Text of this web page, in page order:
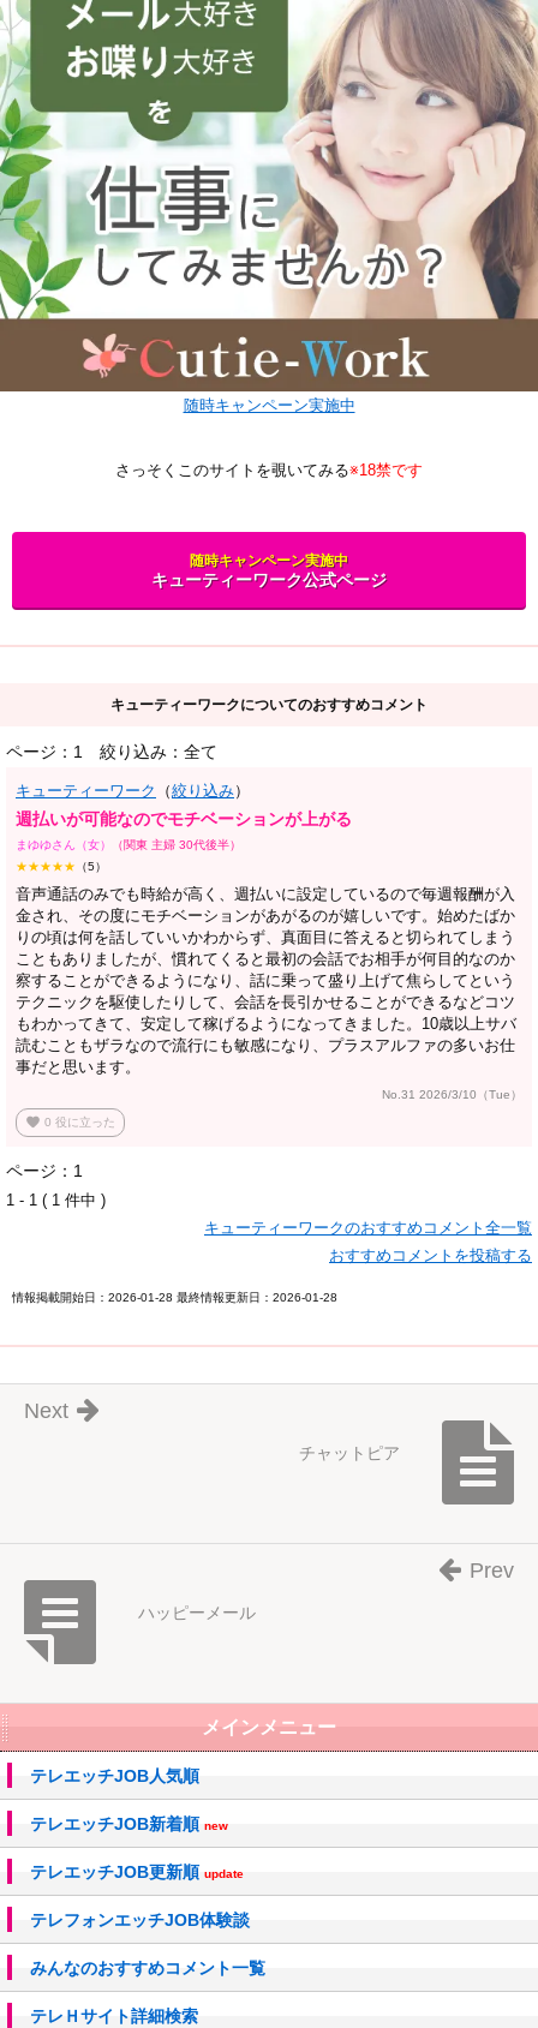
随時キャンペーン実施中
さっそくこのサイトを覗いてみる※18禁です
随時キャンペーン実施中
キューティーワーク公式ページ
キューティーワークについてのおすすめコメント
ページ：1 絞り込み：全て
キューティーワーク （絞り込み）
週払いが可能なのでモチベーションが上がる
まゆゆさん（女）
（関東 主婦 30代後半）
★★★★★ （5）
音声通話のみでも時給が高く、週払いに設定しているので毎週報酬が入
金され、その度にモチベーションがあがるのが嬉しいです。始めたばか
りの頃は何を話していいかわからず、真面目に答えると切られてしまう
こともありましたが、慣れてくると最初の会話でお相手が何目的なのか
察することができるようになり、話に乗って盛り上げて焦らしてという
テクニックを駆使したりして、会話を長引かせることができるなどコツ
もわかってきて、安定して稼げるようになってきました。10歳以上サバ
読むこともザラなので流行にも敏感になり、プラスアルファの多いお仕
事だと思います。
No.31 2026/3/10（Tue）
favorite 0 役に立った
ページ：1
1 - 1 ( 1 件中 )
キューティーワークのおすすめコメント全一覧
おすすめコメントを投稿する
情報掲載開始日：2026-01-28 最終情報更新日：2026-01-28
チャットピア
Next
ハッピーメール
Prev
メインメニュー
テレエッチJOB人気順
テレエッチJOB新着順 new
テレエッチJOB更新順 update
テレフォンエッチJOB体験談
みんなのおすすめコメント一覧
テレＨサイト詳細検索